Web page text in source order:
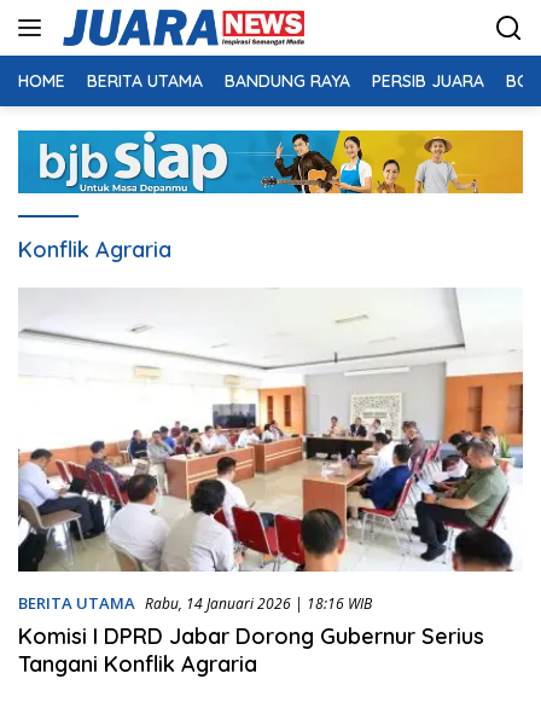
HOME BERITA UTAMA BANDUNG RAYA PERSIB JUARA
Konflik Agraria
BERITA UTAMA Rabu, 14 Januari 2026 | 18:16 WIB
Komisi I DPRD Jabar Dorong Gubernur Serius
Tangani Konflik Agraria